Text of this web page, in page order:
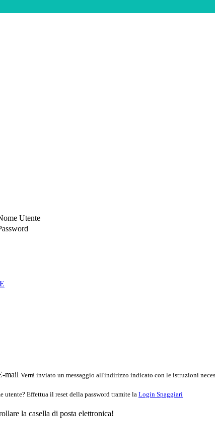
Utente
mail Verrà inviato un messaggio all'indirizzo indicato con le istruzioni
utente? Effettua il reset della password tramite la Login Spaggiari
la casella di posta elettronica!